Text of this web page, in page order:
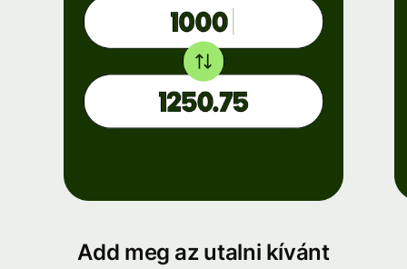
Add meg az utalni kívánt